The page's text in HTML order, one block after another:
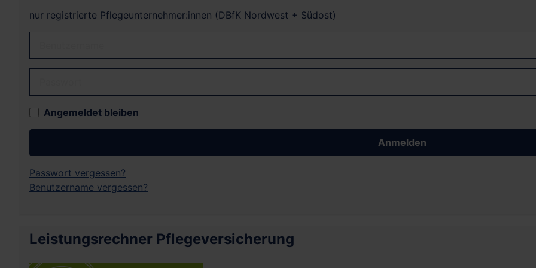
nur registrierte Pflegeunternehmer:innen (DBfK Nordwest + Südost)
Angemeldet bleiben
Anmelden
Passwort vergessen?
Benutzername vergessen?
Leistungsrechner Pflegeversicherung